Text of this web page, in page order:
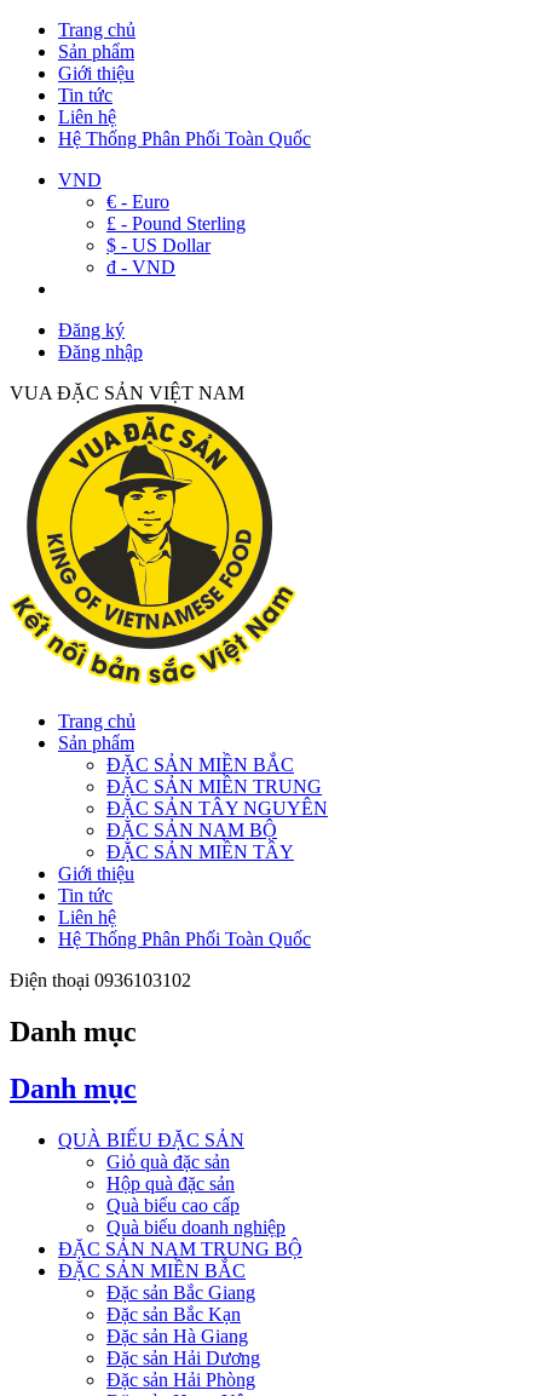
Trang chủ
Sản phẩm
Giới thiệu
Tin tức
Liên hệ
Hệ Thống Phân Phối Toàn Quốc
VND
€ - Euro
£ - Pound Sterling
$ - US Dollar
đ - VND
Đăng ký
Đăng nhập
VUA ĐẶC SẢN VIỆT NAM
Trang chủ
Sản phẩm
ĐẶC SẢN MIỀN BẮC
ĐẶC SẢN MIỀN TRUNG
ĐẶC SẢN TÂY NGUYÊN
ĐẶC SẢN NAM BỘ
ĐẶC SẢN MIỀN TÂY
Giới thiệu
Tin tức
Liên hệ
Hệ Thống Phân Phối Toàn Quốc
Điện thoại 0936103102
Danh mục
Danh mục
QUÀ BIẾU ĐẶC SẢN
Giỏ quà đặc sản
Hộp quà đặc sản
Quà biếu cao cấp
Quà biếu doanh nghiệp
ĐẶC SẢN NAM TRUNG BỘ
ĐẶC SẢN MIỀN BẮC
Đặc sản Bắc Giang
Đặc sản Bắc Kạn
Đặc sản Hà Giang
Đặc sản Hải Dương
Đặc sản Hải Phòng